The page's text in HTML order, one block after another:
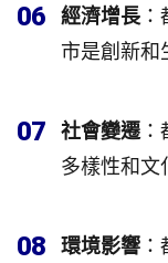
06 經濟增長
市是創新和
07 社會變遷
多樣性和文
08 環境影響